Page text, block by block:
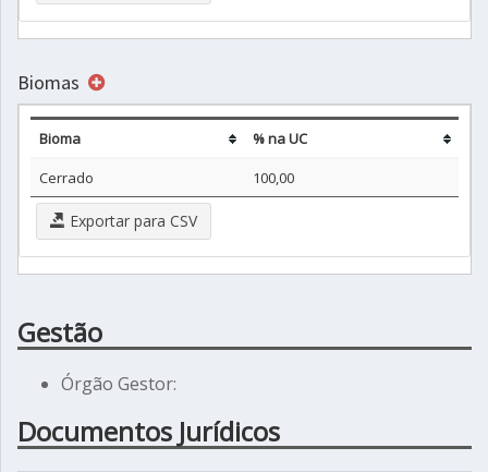
Biomas
Bioma
% na UC
Cerrado
100,00
Exportar para CSV
Gestão
Órgão Gestor:
Documentos Jurídicos